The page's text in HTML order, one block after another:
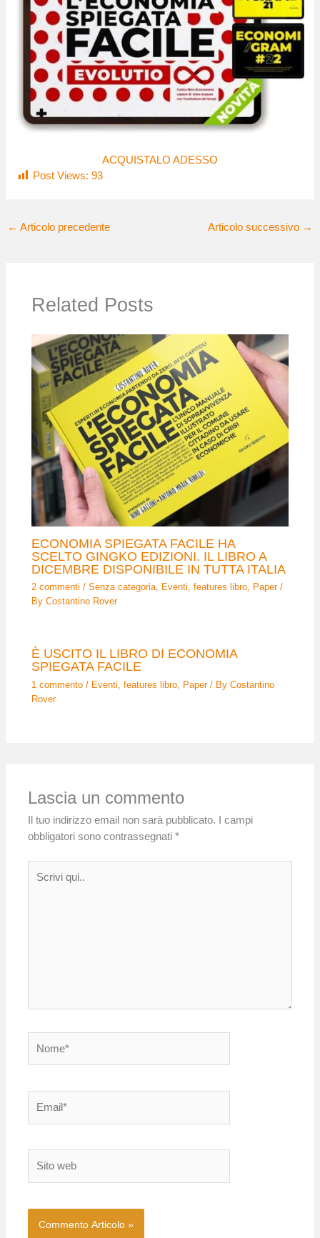
ACQUISTALO ADESSO
Post Views: 93
← Articolo precedente Articolo successivo →
Related Posts
ECONOMIA SPIEGATA FACILE HA
SCELTO GINGKO EDIZIONI. IL LIBRO A
DICEMBRE DISPONIBILE IN TUTTA ITALIA
2 commenti /Senza categoria, Eventi,features libro, Paper/
ByCostantino Rover
È USCITO IL LIBRO DI ECONOMIA
SPIEGATA FACILE
1 commento / Eventi ,features libro Paper/ ByCostantino
Rover
Lascia un commento
Il tuo indirizzo email non sarà pubblicato.
I campi
obbligatori sono contrassegnati*
qui..
web